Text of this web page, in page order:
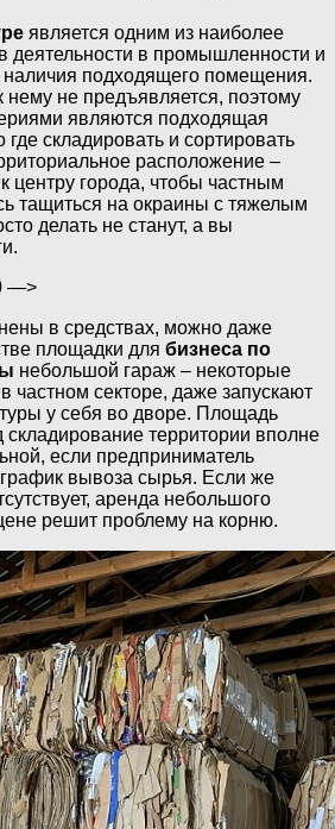
является одним из наиболее
деятельности в промышленности и
наличия подходящего помещения.
не предъявляется, поэтому
являются подходящая
складировать и сортировать
расположение –
центру города, чтобы частным
тащиться на окраины с тяжелым
делать не станут, а вы
—>
в средствах, можно даже
площадки для бизнеса по
небольшой гараж – некоторые
секторе, даже запускают
у себя во дворе. Площадь
складирование территории вполне
если предприниматель
вывоза сырья. Если же
аренда небольшого
решит проблему на корню.